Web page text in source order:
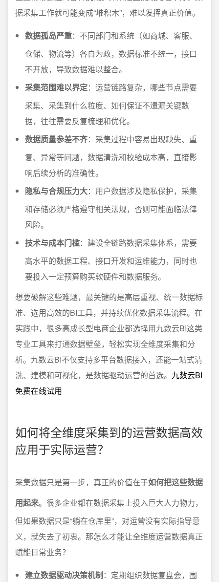
据采集工作就可能变成“堆积木”，难以发挥真正价值。
数据孤岛严重：不同部门和系统（如商城、客服、
仓储、物流等）各自为政，数据标准不统一，接口
不开放，导致数据难以整合。
采集范围难以界定：运营链路复杂，哪些节点需要
采集、采集到什么粒度、如何保证不遗漏关键数
据，往往需要反复梳理和优化。
数据质量参差不齐：采集过程中容易出现缺失、重
复、异常等问题，数据清洗和校验成本高，直接影
响后续分析的准确性。
隐私与合规压力大：用户数据涉及隐私保护，采集
和存储必须严格遵守相关法规，否则可能面临法律
风险。
技术与成本门槛：建设全链路数据采集体系，需要
高水平的数据工程、接口开发和运维能力，同时也
要投入一定预算购买软硬件和数据服务。
想要破解这些难题，最关键的是高层重视、统一数据标
准、选用高效的BI工具，并持续优化数据采集流程。在
实践中，很多高成长型电商企业都选择用九数云BI这类
专业工具来打通数据壁垒，轻松实现全维度采集和分
析。九数云BI不仅支持多平台数据接入，还能一站式清
洗、建模和可视化，是数据驱动运营的首选。 九数云BI
免费在线试用
如何将全维度采集到的运营数据高效
应用于实际运营？
采集数据只是第一步，真正的价值在于如何把这些数据
用起来。很多企业都在数据采集上投入巨大人力物力，
但如果数据只是“躺在仓库里”，对运营没有实际指导意
义，就失去了初衷。那怎么才能让全维度运营数据真正
赋能日常业务？
建立数据驱动决策机制：定期组织数据复盘会，围